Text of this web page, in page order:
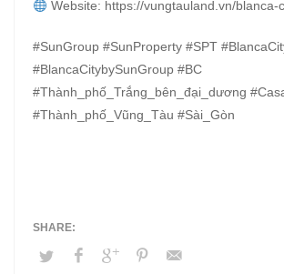
Website: https://vungtauland.vn/blanca-
#SunGroup #SunProperty #SPT
#BlancaCitybySunGroup #BC
#Thành_phố_Trắng_bên_đại_dương
#Thành_phố_Vũng_Tàu #Sài_Gòn